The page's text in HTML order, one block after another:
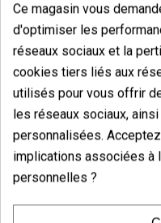
Hauteur : 80 -
extérieur.
Vous
Ce magasin vous
d'optimiser les
réseaux sociaux et la
cookies tiers liés aux
utilisés pour vous offrir
les réseaux sociaux,
personnalisées.
implications associées à
personnelles ?